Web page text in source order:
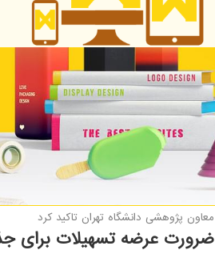
معاون پژوهشی دانشگاه تهران تاكید كرد
ضرورت عرضه تسهیلات برای